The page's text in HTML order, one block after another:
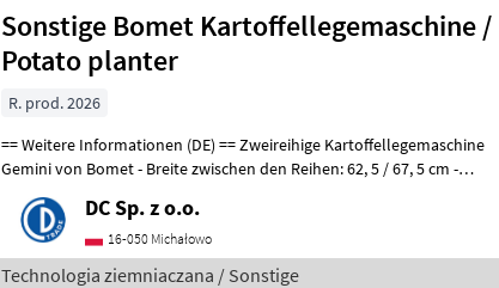
Sonstige Bomet Kartoffellegemaschine /
Potato planter
R. prod. 2026
== Weitere Informationen (DE) == Zweireihige Kartoffellegemaschine
Gemini von Bomet - Breite zwischen den Reihen: 62, 5 / 67, 5 cm -
DC Sp. z o.o.
16-050 Michałowo
Technologia ziemniaczana / Sonstige